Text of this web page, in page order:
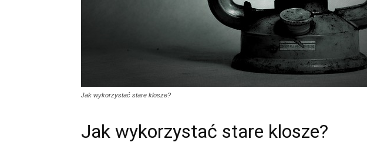
Jak wykorzystać stare klosze?
Jak wykorzystać stare klosze?